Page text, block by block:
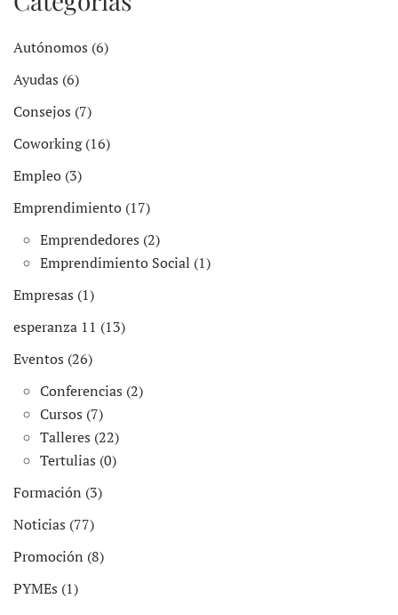
Autónomos (6)
Ayudas (6)
Consejos (7)
Coworking (16)
Empleo (3)
Emprendimiento (17)
Emprendedores (2)
Emprendimiento Social (1)
Empresas (1)
esperanza 11 (13)
Eventos (26)
Conferencias (2)
Cursos (7)
Talleres (22)
Tertulias (0)
Formación (3)
Noticias (77)
Promoción (8)
PYMEs (1)